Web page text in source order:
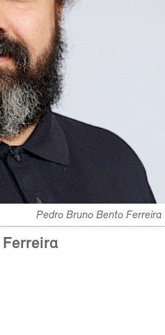
Pedro Bruno Bento Ferreira
Ferreira